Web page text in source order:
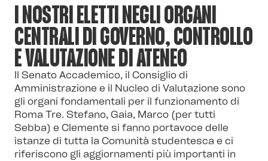
I NOSTRI ELETTI NEGLI ORGANI
CENTRALI DI GOVERNO, CONTROLLO
E VALUTAZIONE DI ATENEO
Il Senato Accademico, il Consiglio di
Amministrazione e il Nucleo di Valutazione sono
gli organi fondamentali per il funzionamento di
Roma Tre. Stefano, Gaia, Marco (per tutti
Sebba) e Clemente si fanno portavoce delle
istanze di tutta la Comunità studentesca e ci
riferiscono gli aggiornamenti più importanti in